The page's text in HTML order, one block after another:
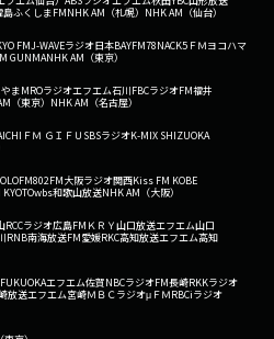
島ふくしまFMNHK AM（札幌） NHK AM（仙台）
FMJ-WAVEラジオ日本BAYFM78NACK5 ＦＭヨコハマ
GUNMANHK AM（東京）
まMROラジオエフエム石川FBCラジオFM福井
（東京） NHK AM（名古屋）
ＦＭ ＧＩＦＵ SBSラジオK-MIX SHIZUOKA
FM802FM大阪ラジオ関西Kiss FM KOBE
wbs和歌山放送NHK AM（大阪）
RCCラジオ広島FM ＫＲＹ山口放送エフエム山口
RNB南海放送FM愛媛RKC高知放送エフエム高知
エフエム佐賀NBCラジオFM長崎RKKラジオ
放送エフエム宮崎ＭＢＣラジオμＦＭRBCiラジオ